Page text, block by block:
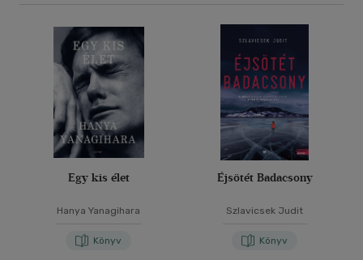
Egy kis élet
Hanya Yanagihara
Könyv
Éjsötét Badacsony
Szlavicsek Judit
Könyv